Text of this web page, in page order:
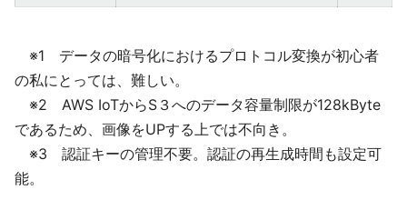
※1 データの暗号化におけるプロトコル変換が初心者
の私にとっては、難しい。
※2 AWS IoTからS３へのデータ容量制限が128kByte
であるため、画像をUPする上では不向き。
※3 認証キーの管理不要。認証の再生成時間も設定可
能。